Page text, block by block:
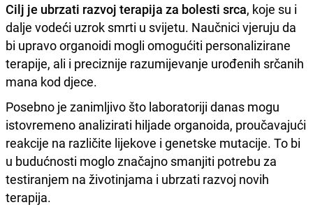
Cilj je ubrzati razvoj terapija za bolesti srca, koje su i
dalje vodeći uzrok smrti u svijetu. Naučnici vjeruju da
bi upravo organoidi mogli omogućiti personalizirane
terapije, ali i preciznije razumijevanje urođenih srčanih
mana kod djece.
Posebno je zanimljivo što laboratoriji danas mogu
istovremeno analizirati hiljade organoida, proučavajući
reakcije na različite lijekove i genetske mutacije. To bi
u budućnosti moglo značajno smanjiti potrebu za
testiranjem na životinjama i ubrzati razvoj novih
terapija.